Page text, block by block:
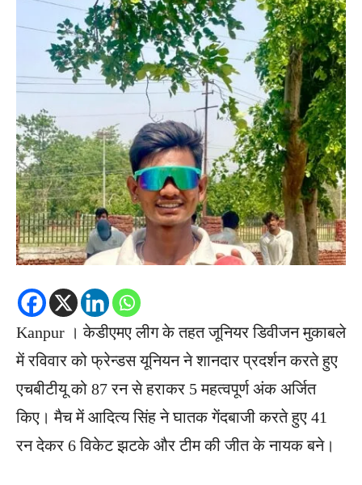
Kanpur । केडीएमए लीग के तहत जूनियर डिवीजन मुकाबले
में रविवार को फ्रेन्डस यूनियन ने शानदार प्रदर्शन करते हुए
एचबीटीयू को 87 रन से हराकर 5 महत्वपूर्ण अंक अर्जित
किए। मैच में आदित्य सिंह ने घातक गेंदबाजी करते हुए 41
रन देकर 6 विकेट झटके और टीम की जीत के नायक बने।